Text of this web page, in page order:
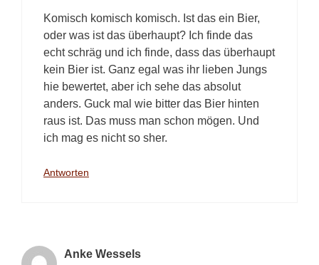
Komisch komisch komisch. Ist das ein Bier,
oder was ist das überhaupt? Ich finde das
echt schräg und ich finde, dass das überhaupt
kein Bier ist. Ganz egal was ihr lieben Jungs
hie bewertet, aber ich sehe das absolut
anders. Guck mal wie bitter das Bier hinten
raus ist. Das muss man schon mögen. Und
ich mag es nicht so sher.
Antworten
Anke Wessels